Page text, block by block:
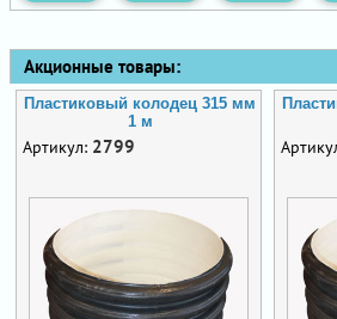
Акционные товары:
Пластиковый колодец 315 мм
1 м
Артикул: 2799